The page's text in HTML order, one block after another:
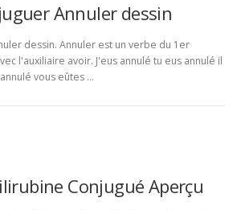
Annuler dessin
dessin. Annuler est un verbe du 1er
l'auxiliaire avoir. J'eus annulé tu eus annulé il
vous eûtes …
Conjugué Aperçu